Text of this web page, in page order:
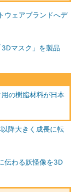
ウェアブランドへデ
マスク」を製品
の樹脂材料が日本
降大きく成長に転
伝わる妖怪像を3D